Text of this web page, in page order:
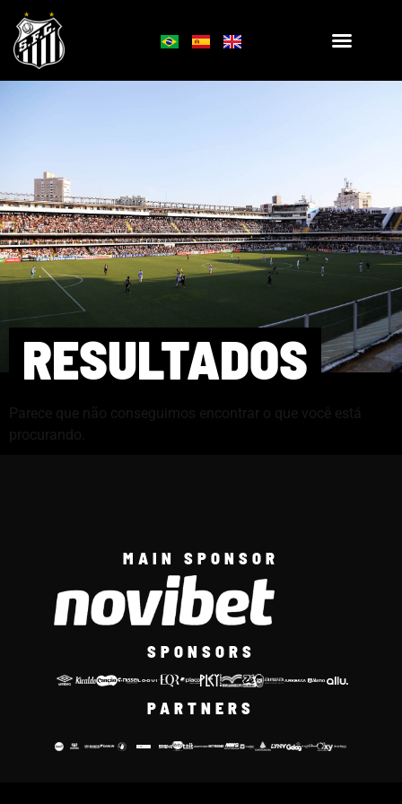
RESULTADOS
Parece que não conseguimos encontrar o que você está
procurando.
MAIN SPONSOR
SPONSORS
PARTNERS